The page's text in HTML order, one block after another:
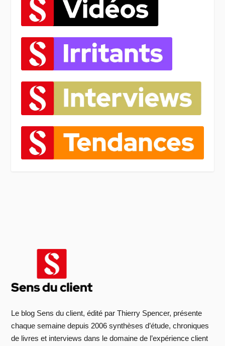
Le blog Sens du client, édité par Thierry Spencer, présente
chaque semaine depuis 2006 synthèses d’étude, chroniques
de livres et interviews dans le domaine de l’expérience client